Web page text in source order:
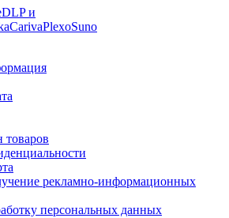
DLP и
CarivaPlexoSuno
товаров
рекламно-информационных
персональных данных